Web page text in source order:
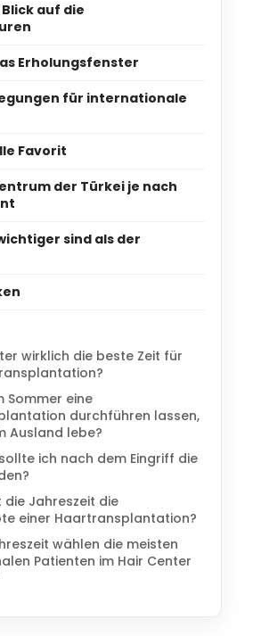
auf die
Erholungsfenster
für internationale
Favorit
der Türkei je nach
sind als der
wirklich die beste Zeit für
Sommer eine
durchführen lassen,
Ausland lebe?
ich nach dem Eingriff die
die Jahreszeit die
einer Haartransplantation?
wählen die meisten
Patienten im Hair Center